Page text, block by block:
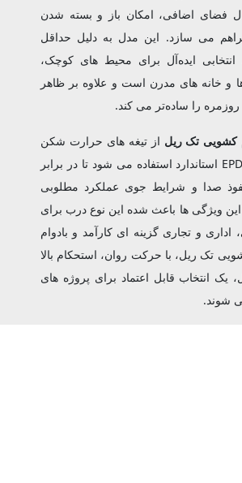
فضای اضافی، امکان باز و بسته شدن
می ‌سازد. این مدل به دلیل حداقل
انتخابی ایده‌آل برای محیط‌ های کوچک،
و خانه‌ های مدرن است و علاوه بر ظاهر
روزمره را ساده‌تر می‌ کند.
کشویی تک ریل از تیغه‌ های حرارت ‌شکن
و لاستیک‌ های EPDM استاندارد استفاده می‌ شود تا در برابر
صدا و شرایط جوی عملکرد مطلوبی
این ویژگی‌ ها باعث شده این نوع درب برای
و تجاری گزینه‌ ای کارآمد و بادوام
تک ریل، با حرکت روان، استحکام بالا
یک انتخاب قابل اعتماد برای پروژه‌ های
شوند.